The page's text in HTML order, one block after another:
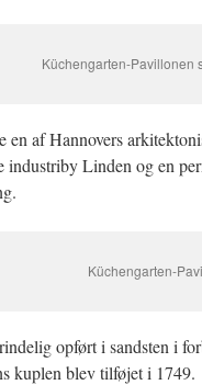
Küchengarten-Pavillonen
af Hannovers
industriby Linden og en
Küchengarten-
opført i sandsten i
kuplen blev tilføjet i 1749.